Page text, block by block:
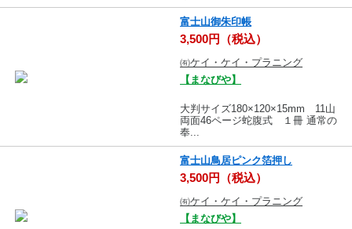
富士山御朱印帳
3,500円（税込）
㈲ケイ・ケイ・プラニング
【まなびや】
大判サイズ180×120×15mm 11山
両面46ページ蛇腹式 １冊 通常の
奉...
富士山鳥居ピンク箔押し
3,500円（税込）
㈲ケイ・ケイ・プラニング
【まなびや】